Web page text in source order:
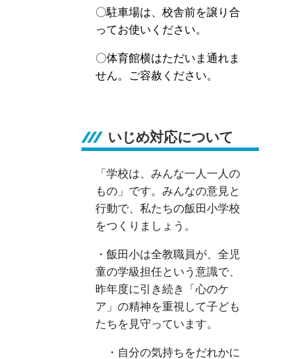
〇駐車場は、校舎前を譲り合
ってお使いください。
〇体育館横はただいま通れま
せん。ご容赦ください。
いじめ対応について
「学校は、みんな一人一人の
もの」です。みんなの意見と
行動で、私たちの飯田小学校
をつくりましょう。
・飯田小は全教職員が、全児
童の学級担任という意識で、
昨年度に引き続き「心のケ
ア」の精神を重視して子ども
たちを見守っています。
・自分の気持ちをだれかに